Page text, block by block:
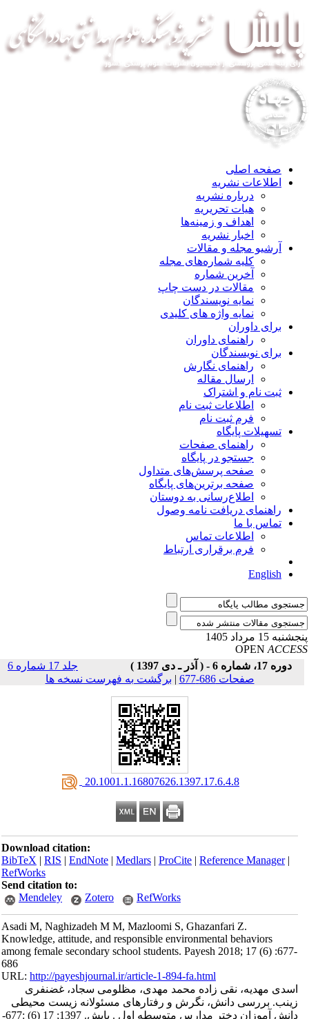
صفحه اصلی
اطلاعات نشریه
درباره نشریه
هیات تحریریه
اهداف و زمینه‌ها
اخبار نشریه
آرشیو مجله و مقالات
کلیه شماره‌های مجله
آخرین شماره
مقالات در دست چاپ
نمایه نویسندگان
نمایه واژه های کلیدی
برای داوران
راهنمای داوران
برای نویسندگان
راهنمای نگارش
ارسال مقاله
ثبت نام و اشتراک
اطلاعات ثبت نام
فرم ثبت نام
تسهیلات پایگاه
راهنمای صفحات
جستجو در پایگاه
صفحه پرسش‌های متداول
صفحه برترین‌های پایگاه
اطلاع‌رسانی به دوستان
راهنمای دریافت نامه وصول
تماس با ما
اطلاعات تماس
فرم برقراری ارتباط
English
15 مرداد 1405
OPEN
دوره 17، شماره 6 - ( آذر ـ دی 1397 )
جلد 17 شماره 6
صفحات 686-677
|برگشت به فهرست نسخه ها
‎ 20.1001.1.16807626.1397.17.6.4.8
Download citation:
BibTeX|RIS|EndNote|Medlars|ProCite|Reference Manager
RefWorks
Send citation to:
Mendeley
Zotero RefWorks
Asadi M, Naghizadeh M M, Mazloomi S, Ghazanfari Z.
Knowledge, attitude, and responsible environmental behaviors
among female secondary school students. Payesh 2018; 17 (6) :677-
686
URL:http://payeshjournal.ir/article-1-894-fa.html
اسدی مهدیه، نقی زاده محمد مهدی، مظلومی سجاد، غضنفری
زینب. بررسی دانش، نگرش و رفتارهای مسئولانه زیست محیطی
دانش آموزان دختر مدارس متوسطه اول . پایش. 1397; 17 (6) :677-